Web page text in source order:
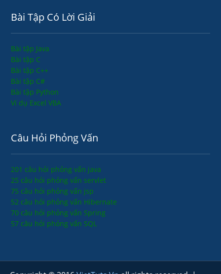
Bài Tập Có Lời Giải
Bài tập Java
Bài tập C
Bài tập C++
Bài tập C#
Bài tập Python
Ví dụ Excel VBA
Câu Hỏi Phỏng Vấn
201 câu hỏi phỏng vấn java
25 câu hỏi phỏng vấn servlet
75 câu hỏi phỏng vấn jsp
52 câu hỏi phỏng vấn Hibernate
70 câu hỏi phỏng vấn Spring
57 câu hỏi phỏng vấn SQL